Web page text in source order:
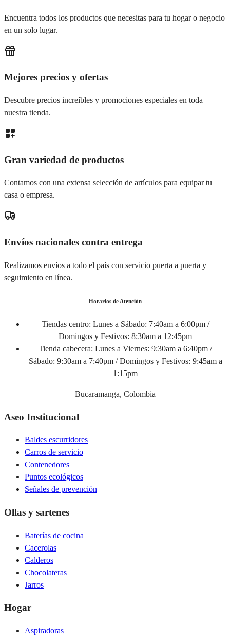
Encuentra todos los productos que necesitas para tu hogar o negocio
en un solo lugar.
Mejores precios y ofertas
Descubre precios increíbles y promociones especiales en toda
nuestra tienda.
Gran variedad de productos
Contamos con una extensa selección de artículos para equipar tu
casa o empresa.
Envíos nacionales contra entrega
Realizamos envíos a todo el país con servicio puerta a puerta y
seguimiento en línea.
Horarios de Atención
Tiendas centro: Lunes a Sábado: 7:40am a 6:00pm /
Domingos y Festivos: 8:30am a 12:45pm
Tienda cabecera: Lunes a Viernes: 9:30am a 6:40pm /
Sábado: 9:30am a 7:40pm / Domingos y Festivos: 9:45am a
1:15pm
Bucaramanga, Colombia
Aseo Institucional
Baldes escurridores
Carros de servicio
Contenedores
Puntos ecológicos
Señales de prevención
Ollas y sartenes
Baterías de cocina
Cacerolas
Calderos
Chocolateras
Jarros
Hogar
Aspiradoras